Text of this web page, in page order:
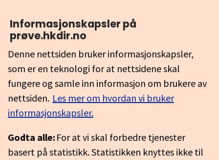
Informasjonskapsler på
prøve.hkdir.no
Denne nettsiden bruker informasjonskapsler,
som er en teknologi for at nettsidene skal
fungere og samle inn informasjon om brukere av
nettsiden. Les mer om hvordan vi bruker
informasjonskapsler.
Godta alle: For at vi skal forbedre tjenester
basert på statistikk. Statistikken knyttes ikke til